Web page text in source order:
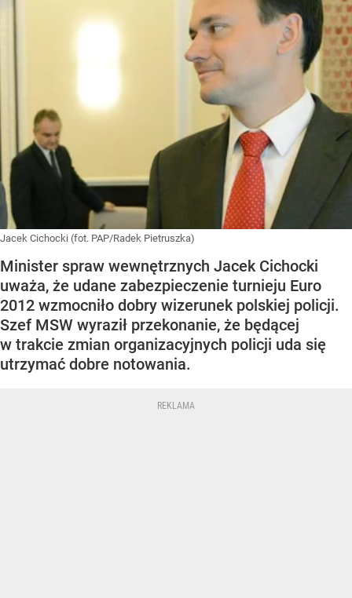
Jacek Cichocki (fot. PAP/Radek Pietruszka)
Minister spraw wewnętrznych Jacek Cichocki
uważa, że udane zabezpieczenie turnieju Euro
2012 wzmocniło dobry wizerunek polskiej policji.
Szef MSW wyraził przekonanie, że będącej
w trakcie zmian organizacyjnych policji uda się
utrzymać dobre notowania.